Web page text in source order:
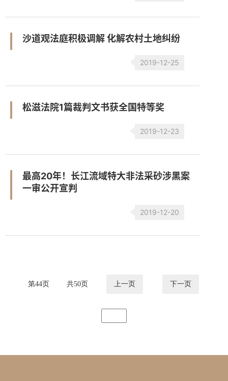
沙道观法庭积极调解 化解农村土地纠纷
2019-12-25
松滋法院1篇裁判文书获全国特等奖
2019-12-23
最高20年！长江流域特大非法采砂涉黑案
一审公开宣判
2019-12-20
第44页 共50页 上一页 下一页